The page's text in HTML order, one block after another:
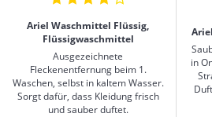
Ariel Waschmittel Flüssig,
Flüssigwaschmittel
Ausgezeichnete
Fleckenentfernung beim 1.
Waschen, selbst in kaltem Wasser.
Sorgt dafür, dass Kleidung frisch
und sauber duftet.
in